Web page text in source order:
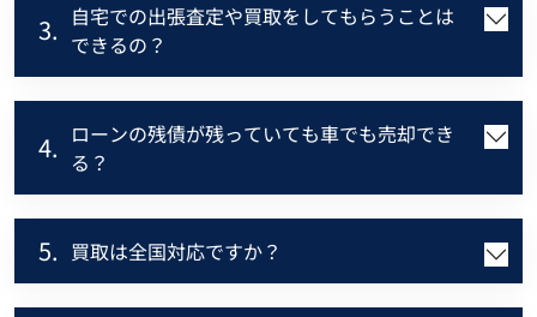
3. 自宅での出張査定や買取をしてもらうことは
できるの？
4. ローンの残債が残っていても車でも売却でき
る？
5. 買取は全国対応ですか？